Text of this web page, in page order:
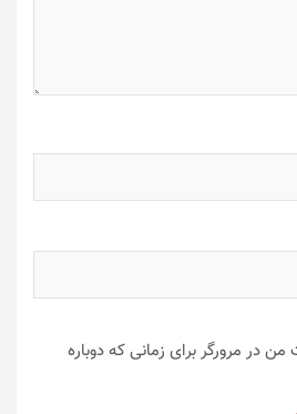
در مرورگر برای زمانی که دوباره